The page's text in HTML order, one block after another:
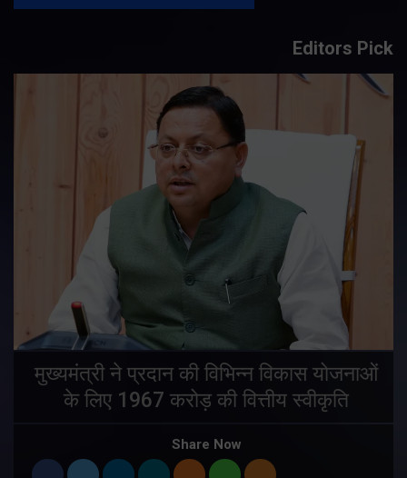
Editors Pick
मुख्यमंत्री ने प्रदान की विभिन्न विकास योजनाओं
के लिए 1967 करोड़ की वित्तीय स्वीकृति
Share Now